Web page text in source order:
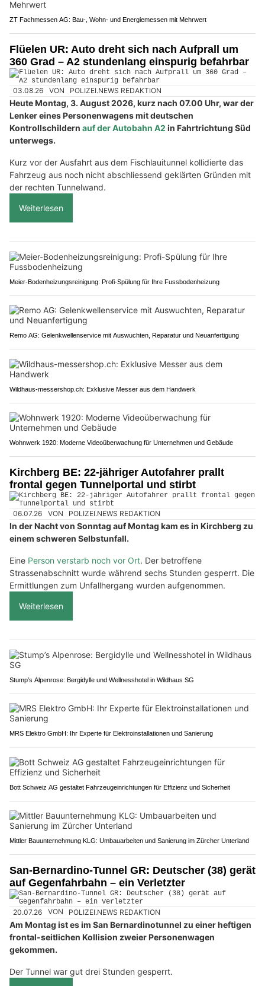
ZT Fachmessen AG: Bau-, Wohn- und Energiemessen mit Mehrwert
Flüelen UR: Auto dreht sich nach Aufprall um
360 Grad – A2 stundenlang einspurig befahrbar
03.08.26 VON POLIZEI.NEWS REDAKTION
Heute Montag, 3. August 2026, kurz nach 07.00 Uhr, war der
Lenker eines Personenwagens mit deutschen
Kontrollschildern auf der Autobahn A2 in Fahrtrichtung Süd
unterwegs.
Kurz vor der Ausfahrt aus dem Fischlauitunnel kollidierte das
Fahrzeug aus noch nicht abschliessend geklärten Gründen mit
der rechten Tunnelwand.
Weiterlesen
Meier-Bodenheizungsreinigung: Profi-Spülung für Ihre Fussbodenheizung
Remo AG: Gelenkwellenservice mit Auswuchten, Reparatur und Neuanfertigung
Wildhaus-messershop.ch: Exklusive Messer aus dem Handwerk
Wohnwerk 1920: Moderne Videoüberwachung für Unternehmen und Gebäude
Kirchberg BE: 22-jähriger Autofahrer prallt
frontal gegen Tunnelportal und stirbt
06.07.26 VON POLIZEI.NEWS REDAKTION
In der Nacht von Sonntag auf Montag kam es in Kirchberg zu
einem schweren Selbstunfall.
Eine Person verstarb noch vor Ort. Der betroffene
Strassenabschnitt wurde während sechs Stunden gesperrt. Die
Ermittlungen zum Unfallhergang wurden aufgenommen.
Weiterlesen
Stump’s Alpenrose: Bergidylle und Wellnesshotel in Wildhaus SG
MRS Elektro GmbH: Ihr Experte für Elektroinstallationen und Sanierung
Bott Schweiz AG gestaltet Fahrzeugeinrichtungen für Effizienz und Sicherheit
Mittler Bauunternehmung KLG: Umbauarbeiten und Sanierung im Zürcher Unterland
San-Bernardino-Tunnel GR: Deutscher (38) gerät
auf Gegenfahrbahn – ein Verletzter
20.07.26 VON POLIZEI.NEWS REDAKTION
Am Montag ist es im San Bernardinotunnel zu einer heftigen
frontal-seitlichen Kollision zweier Personenwagen
gekommen.
Der Tunnel war gut drei Stunden gesperrt.